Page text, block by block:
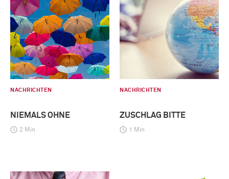
NACHRICHTEN
NIEMALS OHNE
2 Min
NACHRICHTEN
ZUSCHLAG BITTE
1 Min